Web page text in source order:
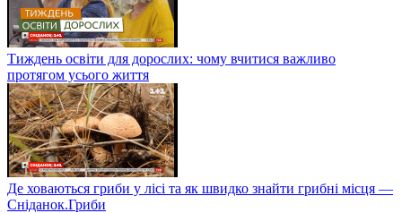
Тиждень освіти для дорослих: чому вчитися важливо
протягом усього життя
Де ховаються гриби у лісі та як швидко знайти грибні місця —
Сніданок.Гриби